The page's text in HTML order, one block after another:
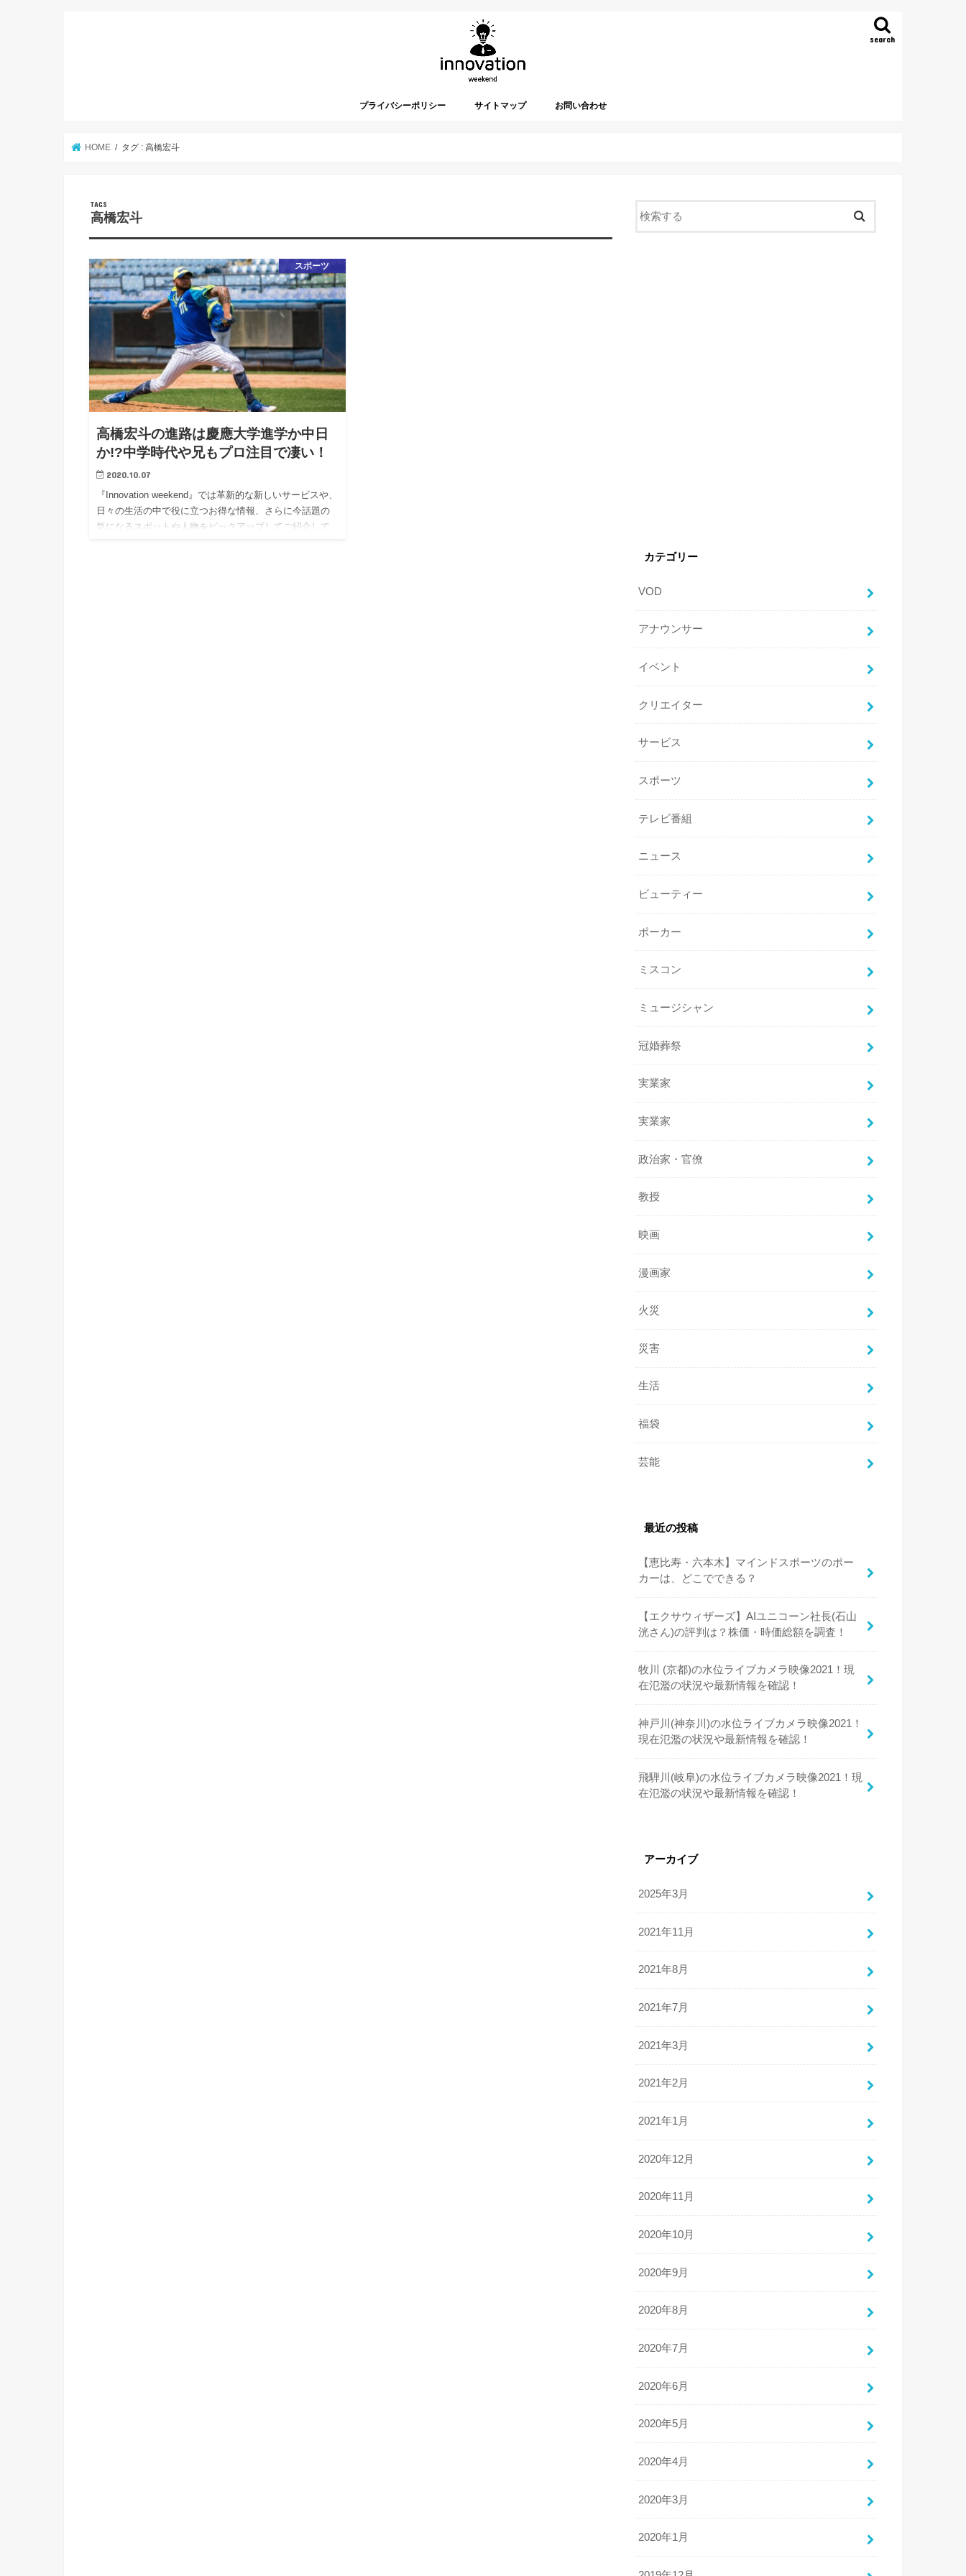
search
プライバシーポリシー サイトマップ お問い合わせ
HOME タグ : 高橋宏斗
高橋宏斗
スポーツ
高橋宏斗の進路は慶應大学進学か中日
か!?中学時代や兄もプロ注目で凄い！
2020.10.07
『Innovation weekend』では革新的な新しいサービスや、
日々の生活の中で役に立つお得な情報、さらに今話題の
気になるスポットや人物をピックアップしてご紹介して
カテゴリー
VOD
アナウンサー
イベント
クリエイター
サービス
スポーツ
テレビ番組
ニュース
ビューティー
ポーカー
ミスコン
ミュージシャン
冠婚葬祭
実業家
実業家
政治家・官僚
教授
映画
漫画家
火災
災害
生活
福袋
芸能
最近の投稿
【恵比寿・六本木】マインドスポーツのポー
カーは、どこでできる？
【エクサウィザーズ】AIユニコーン社長(石山
洸さん)の評判は？株価・時価総額を調査！
牧川 (京都)の水位ライブカメラ映像2021！現
在氾濫の状況や最新情報を確認！
神戸川(神奈川)の水位ライブカメラ映像2021！
現在氾濫の状況や最新情報を確認！
飛騨川(岐阜)の水位ライブカメラ映像2021！現
在氾濫の状況や最新情報を確認！
アーカイブ
2025年3月
2021年11月
2021年8月
2021年7月
2021年3月
2021年2月
2021年1月
2020年12月
2020年11月
2020年10月
2020年9月
2020年8月
2020年7月
2020年6月
2020年5月
2020年4月
2020年3月
2020年1月